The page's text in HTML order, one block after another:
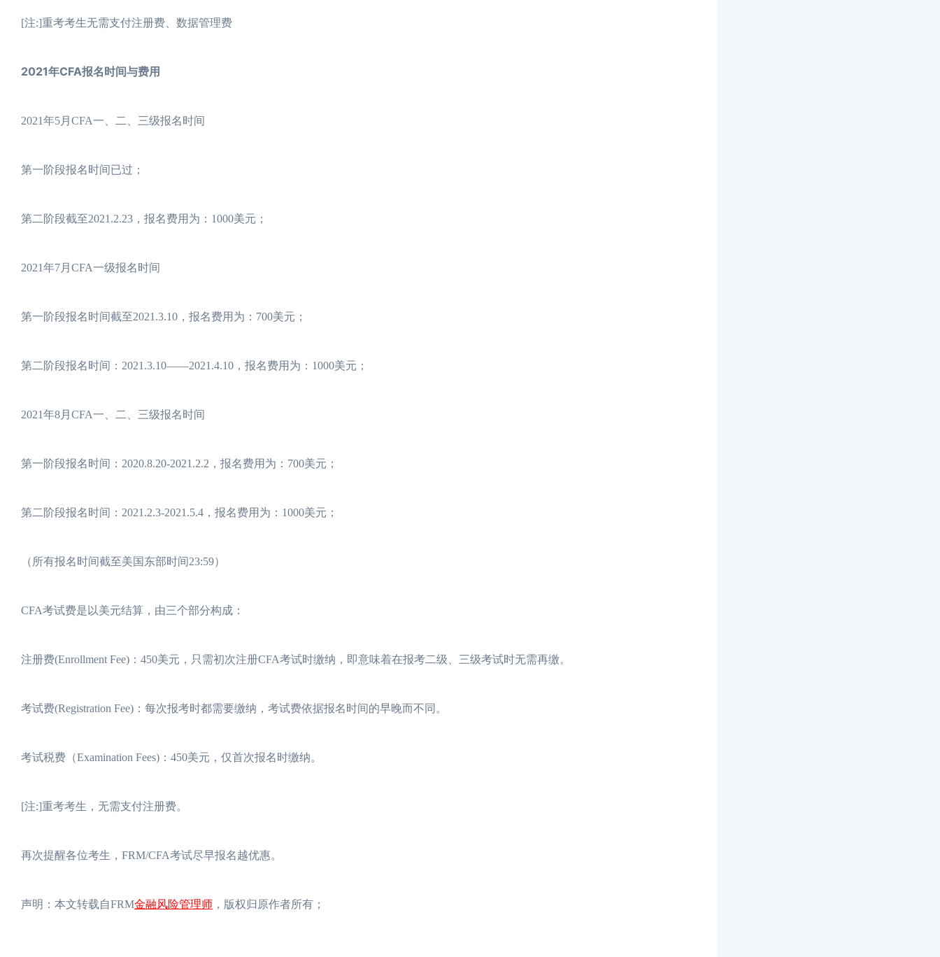
[注:]重考考生无需支付注册费、数据管理费
2021年CFA报名时间与费用
2021年5月CFA一、二、三级报名时间
第一阶段报名时间已过；
第二阶段截至2021.2.23，报名费用为：1000美元；
2021年7月CFA一级报名时间
第一阶段报名时间截至2021.3.10，报名费用为：700美元；
第二阶段报名时间：2021.3.10——2021.4.10，报名费用为：1000美元；
2021年8月CFA一、二、三级报名时间
第一阶段报名时间：2020.8.20-2021.2.2，报名费用为：700美元；
第二阶段报名时间：2021.2.3-2021.5.4，报名费用为：1000美元；
（所有报名时间截至美国东部时间23:59）
CFA考试费是以美元结算，由三个部分构成：
注册费(Enrollment Fee)：450美元，只需初次注册CFA考试时缴纳，即意味着在报考二级、三级考试时无需再缴。
考试费(Registration Fee)：每次报考时都需要缴纳，考试费依据报名时间的早晚而不同。
考试税费（Examination Fees)：450美元，仅首次报名时缴纳。
[注:]重考考生，无需支付注册费。
再次提醒各位考生，FRM/CFA考试尽早报名越优惠。
声明：本文转载自FRM金融风险管理师 ，版权归原作者所有；